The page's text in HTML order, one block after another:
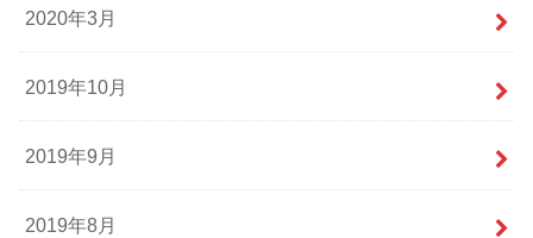
2020年3月
2019年10月
2019年9月
2019年8月